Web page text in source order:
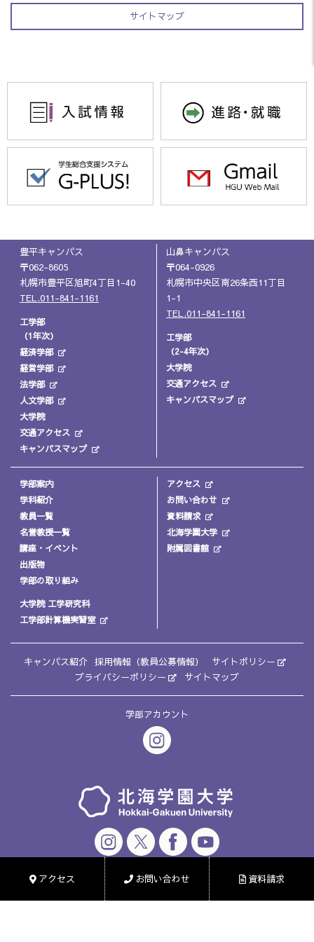
サイトマップ
豊平キャンパス
〒062-8605
札幌市豊平区旭町4丁目1-40
TEL.011-841-1161
工学部
（1年次）
経済学部
経営学部
法学部
人文学部
大学院
交通アクセス
キャンパスマップ
山鼻キャンパス
〒064-0926
札幌市中央区南26条西11丁目
1-1
TEL.011-841-1161
工学部
（2-4年次）
大学院
交通アクセス
キャンパスマップ
学部案内
学科紹介
教員一覧
名誉教授一覧
講座・イベント
出版物
学部の取り組み
大学院 工学研究科
工学部計算機実習室
アクセス
お問い合わせ
資料請求
北海学園大学
附属図書館
キャンパス紹介 採用情報（教員公募情報）
サイトポリシー
プライバシーポリシー
サイトマップ
学部アカウント
© HOKKAI-GAKUEN UNIVERSITY.
アクセス お問い合わせ 資料請求